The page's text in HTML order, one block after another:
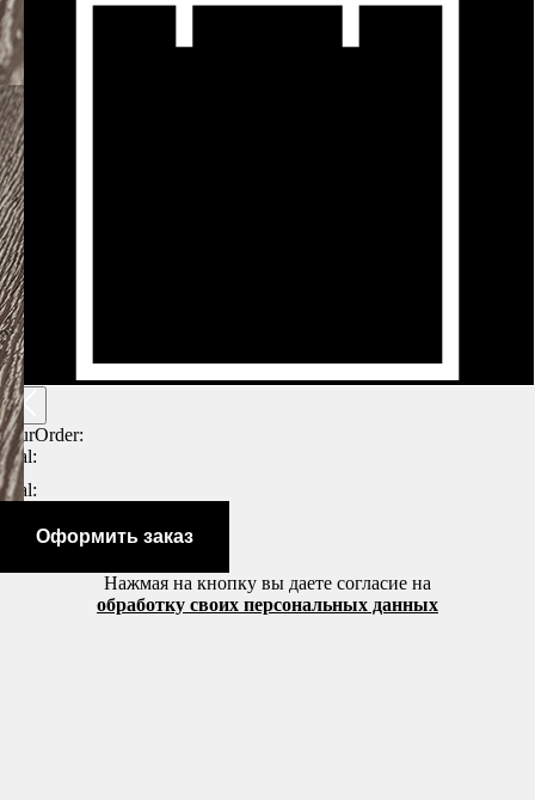
yourOrder:
total:
total:
Оформить заказ
Нажмая на кнопку вы даете согласие на
обработку своих персональных данных